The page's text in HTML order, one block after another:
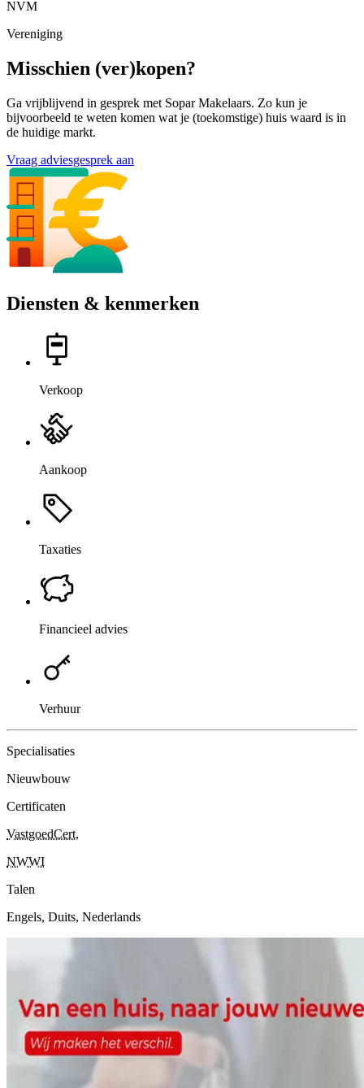
NVM
Vereniging
Misschien (ver)kopen?
Ga vrijblijvend in gesprek met Sopar Makelaars. Zo kun je
bijvoorbeeld te weten komen wat je (toekomstige) huis waard is in
de huidige markt.
Vraag adviesgesprek aan
Diensten & kenmerken
Verkoop
Aankoop
Taxaties
Financieel advies
Verhuur
Specialisaties
Nieuwbouw
Certificaten
VastgoedCert,
NWWI
Talen
Engels, Duits, Nederlands